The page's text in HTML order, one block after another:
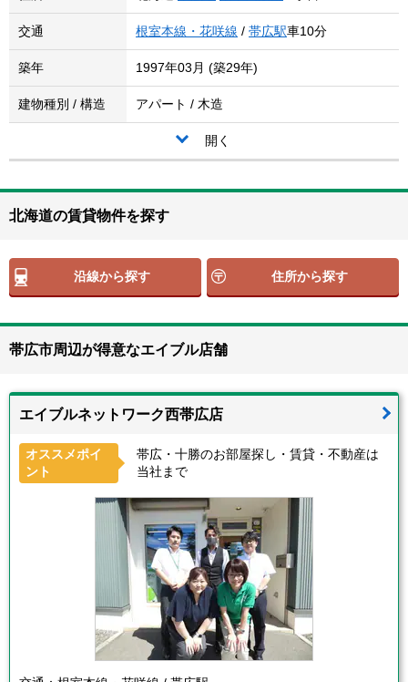
交通 根室本線・花咲線 / 帯広駅車10分
築年 1997年03月 (築29年)
建物種別 / 構造 アパート / 木造
開く
北海道の賃貸物件を探す
沿線から探す 住所から探す
帯広市周辺が得意なエイブル店舗
エイブルネットワーク西帯広店
オススメポイ
ント
帯広・十勝のお部屋探し・賃貸・不動産は
当社まで